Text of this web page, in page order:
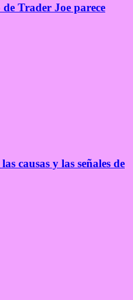
Trader Joe parece
causas y las señales de